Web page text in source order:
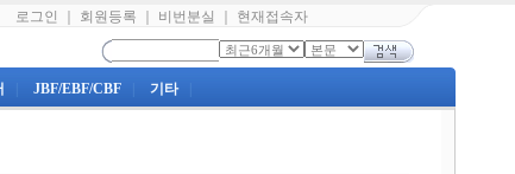
로그인 회원등록 비번분실 현재접속자
JBF/EBF/CBF 기타